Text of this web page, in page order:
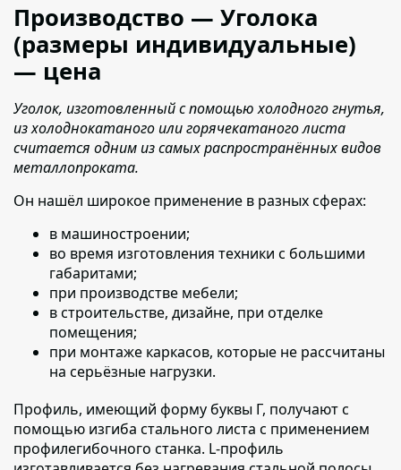
Производство — Уголока
(размеры индивидуальные)
— цена
Уголок, изготовленный с помощью холодного гнутья,
из холоднокатаного или горячекатаного листа
считается одним из самых распространённых видов
металлопроката.
Он нашёл широкое применение в разных сферах:
в машиностроении;
во время изготовления техники с большими
габаритами;
при производстве мебели;
в строительстве, дизайне, при отделке
помещения;
при монтаже каркасов, которые не рассчитаны
на серьёзные нагрузки.
Профиль, имеющий форму буквы Г, получают с
помощью изгиба стального листа с применением
профилегибочного станка. L-профиль